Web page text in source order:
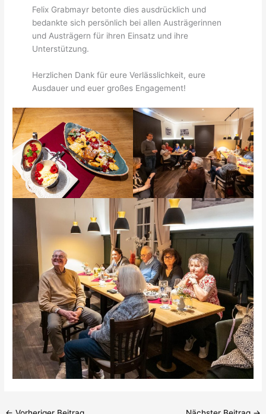
Felix Grabmayr betonte dies ausdrücklich und
bedankte sich persönlich bei allen Austrägerinnen
und Austrägern für ihren Einsatz und ihre
Unterstützung.
Herzlichen Dank für eure Verlässlichkeit, eure
Ausdauer und euer großes Engagement!